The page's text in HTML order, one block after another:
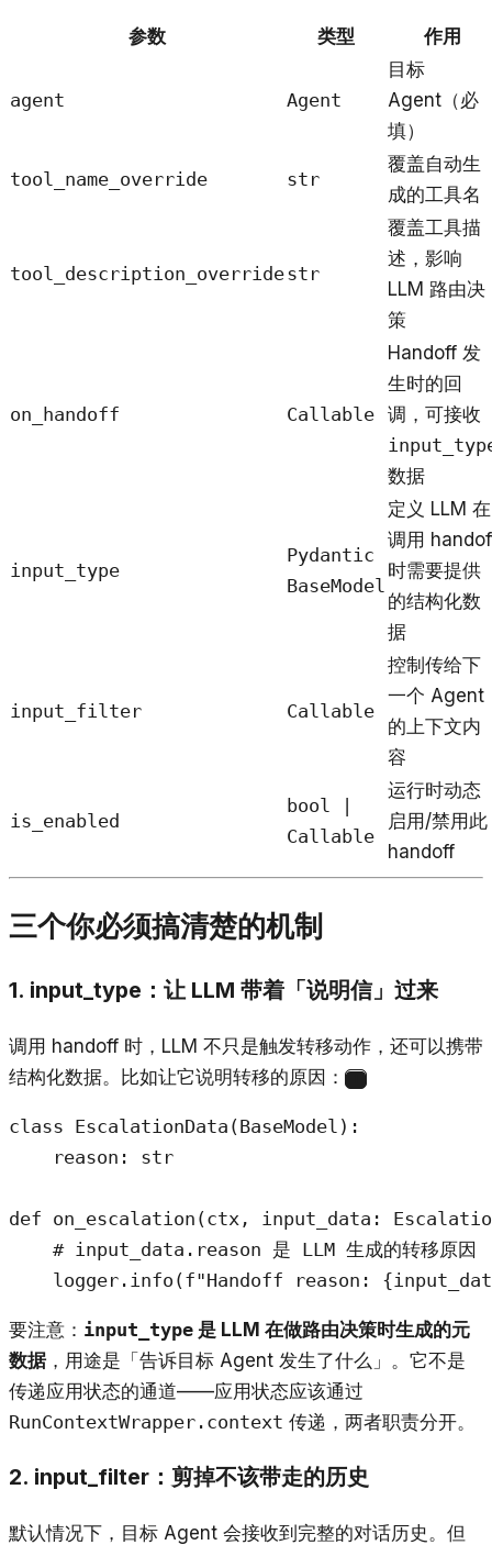
参数 类型 作用
agent Agent
目标
Agent（必
填）
tool_name_override str
覆盖自动生
成的工具名
tool_description_overridestr
覆盖工具描
述，影响
LLM 路由决
策
on_handoff Callable
Handoff 发
生时的回
调，可接收
数据
input_type
Pydantic
BaseModel
定义 LLM 在
调用
时需要提供
的结构化数
据
input_filter Callable
控制传给下
一个 Agent
的上下文内
容
is_enabled
bool |
Callable
运行时动态
启用/禁用此
handoff
三个你必须搞清楚的机制
1. input_type：让 LLM 带着「说明信」过来
调用 handoff 时，LLM 不只是触发转移动作，还可以携带
结构化数据。比如让它说明转移的原因：
class EscalationData(BaseModel):
    reason: str
def on_escalation(ctx, input_data:
    # input_data.reason 是 LLM 生成的转移原因
logger.info(f"Handoff reason:
要注意： input_type 是 LLM 在做路由决策时生成的元
数据，用途是「告诉目标 Agent 发生了什么」。它不是
传递应用状态的通道——应用状态应该通过
RunContextWrapper.context 传递，两者职责分开。
2. input_filter：剪掉不该带走的历史
默认情况下，目标 Agent 会接收到完整的对话历史。但